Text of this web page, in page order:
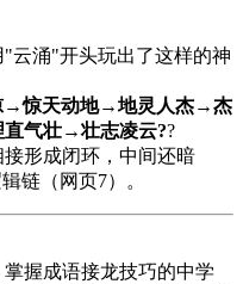
云涌"开头玩出了这样的神
→惊天动地→地灵人杰→杰
气壮→壮志凌云??
形成闭环，中间还暗
（网页7）。
掌握成语接龙技巧的中学